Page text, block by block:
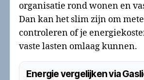
organisatie rond wonen en
Dan kan het slim zijn om
controleren of je
vaste lasten omlaag kunnen.
Energie vergelijken via